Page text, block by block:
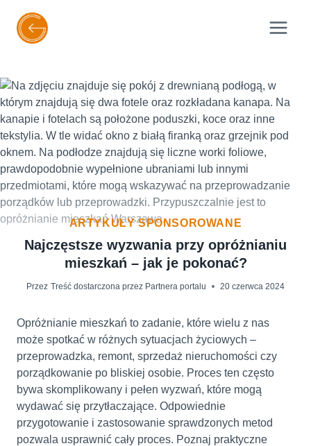
treści
ARTYKUŁY SPONSOROWANE
Najczęstsze wyzwania przy opróżnianiu
mieszkań – jak je pokonać?
Przez Treść dostarczona przez Partnera portalu 20 czerwca 2024
Opróżnianie mieszkań to zadanie, które wielu z nas
może spotkać w różnych sytuacjach życiowych –
przeprowadzka, remont, sprzedaż nieruchomości czy
porządkowanie po bliskiej osobie. Proces ten często
bywa skomplikowany i pełen wyzwań, które mogą
wydawać się przytłaczające. Odpowiednie
przygotowanie i zastosowanie sprawdzonych metod
pozwala usprawnić cały proces. Poznaj praktyczne